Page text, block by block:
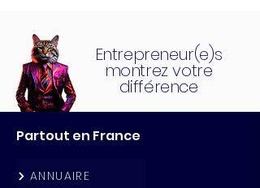
Entrepreneur(e)s
montrez votre
différence
Partout en France
ANNUAIRE